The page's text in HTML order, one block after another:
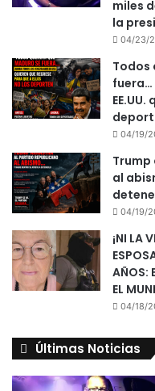
miles
la
04/23/
Todos
fuera…
04/19/
al
04/19/
¡NI LA
AÑOS:
EL
04/18/
Últimas Noticias